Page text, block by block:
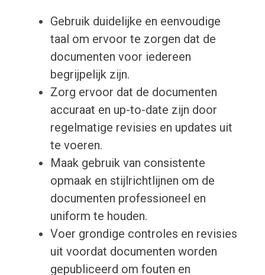
Gebruik duidelijke en eenvoudige
taal om ervoor te zorgen dat de
documenten voor iedereen
begrijpelijk zijn.
Zorg ervoor dat de documenten
accuraat en up-to-date zijn door
regelmatige revisies en updates uit
te voeren.
Maak gebruik van consistente
opmaak en stijlrichtlijnen om de
documenten professioneel en
uniform te houden.
Voer grondige controles en revisies
uit voordat documenten worden
gepubliceerd om fouten en